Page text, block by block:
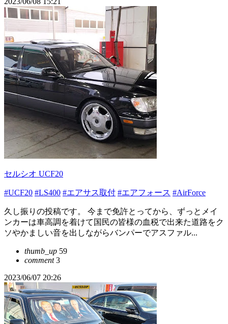
セルシオ UCF20
#UCF20 #LS400 #エアサス取付 #エアフォース #AirForce
久し振りの投稿です。 今まで免許とってから、ずっとメイ
ンカーは車高調を着けて国民の皆様の血税で出来た道路をク
ソやかましい音を出しながらバンパーでアスファル...
thumb_up 59
comment3
2023/06/07 20:26